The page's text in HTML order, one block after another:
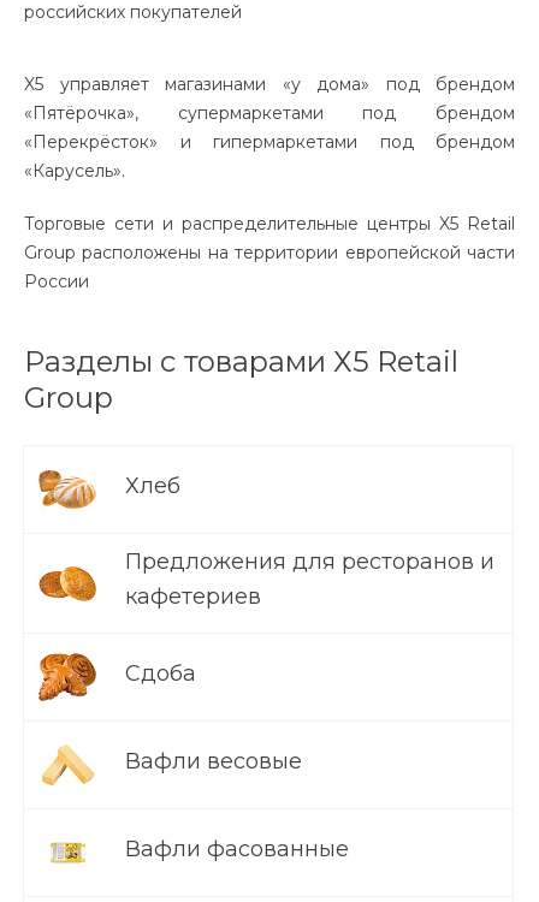
российских покупателей
X5 управляет магазинами «у дома»​ под брендом
«Пятёрочка», супермаркетами под брендом
«Перекрёсток» и гипермаркетами под брендом
«Карусель».
Торговые сети и распределительные центры X5 Retail
Group расположены на территории европейской части
России
Разделы с товарами Х5 Retail
Group
Хлеб
Предложения для ресторанов и
кафетериев
Сдоба
Вафли весовые
Вафли фасованные